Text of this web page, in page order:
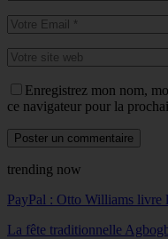
Enregistrez mon nom,
ce navigateur pour la
trending now
PayPal : Otto Williams livre
La fête traditionnelle